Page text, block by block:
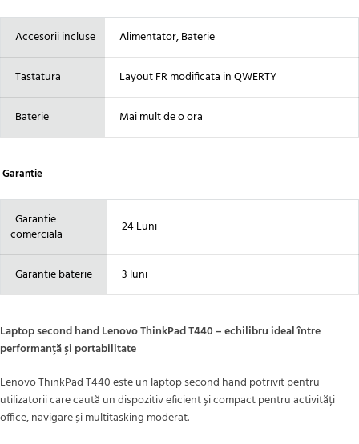
Accesorii incluse Alimentator, Baterie
Tastatura Layout FR modificata in QWERTY
Baterie Mai mult de o ora
Garantie
Garantie
comerciala
24 Luni
Garantie baterie 3 luni
Laptop second hand Lenovo ThinkPad T440 – echilibru ideal între
performanță și portabilitate
Lenovo ThinkPad T440 este un laptop second hand potrivit pentru
utilizatorii care caută un dispozitiv eficient și compact pentru activități
office, navigare și multitasking moderat.